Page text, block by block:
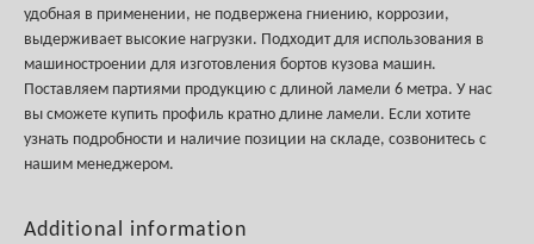
удобная в применении, не подвержена гниению, коррозии,
выдерживает высокие нагрузки. Подходит для использования в
машиностроении для изготовления бортов кузова машин.
Поставляем партиями продукцию с длиной ламели 6 метра. У нас
вы сможете купить профиль кратно длине ламели. Если хотите
узнать подробности и наличие позиции на складе, созвонитесь с
нашим менеджером.
Additional information